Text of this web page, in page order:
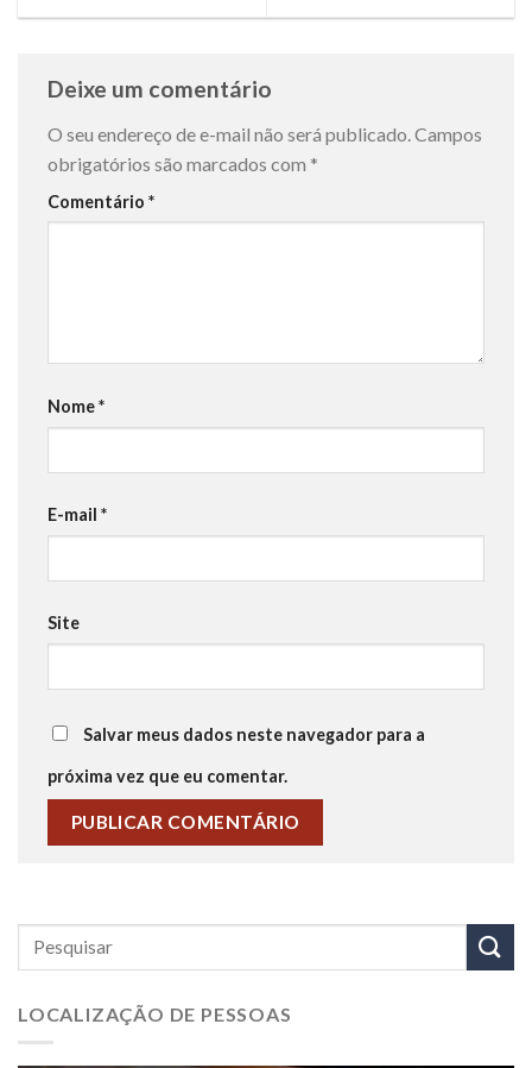
Deixe um comentário
O seu endereço de e-mail não será publicado. Campos
obrigatórios são marcados com *
Comentário *
Nome*
E-mail *
Site
Salvar meus dados neste navegador para a
próxima vez que eu comentar.
LOCALIZAÇÃO DE PESSOAS